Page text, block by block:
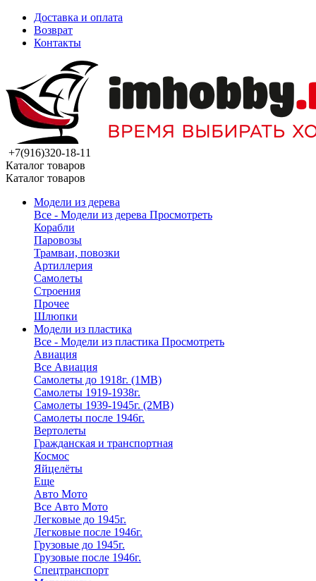
Доставка и оплата
Возврат
Контакты
+7(916)320-18-11
Каталог товаров
Каталог товаров
Модели из дерева
Все - Модели из дерева Просмотреть
Корабли
Паровозы
Трамваи, повозки
Артиллерия
Самолеты
Строения
Прочее
Шлюпки
Модели из пластика
Все - Модели из пластика Просмотреть
Авиация
Все Авиация
Самолеты до 1918г. (1МВ)
Самолеты 1919-1938г.
Самолеты 1939-1945г. (2МВ)
Самолеты после 1946г.
Вертолеты
Гражданская и транспортная
Космос
Яйцелёты
Еще
Авто Мото
Все Авто Мото
Легковые до 1945г.
Легковые после 1946г.
Грузовые до 1945г.
Грузовые после 1946г.
Спецтранспорт